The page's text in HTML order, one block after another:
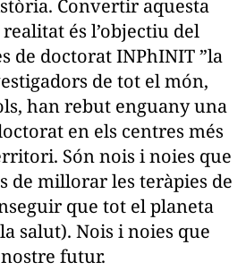
Convertir aquesta
és l’objectiu del
de doctorat INPhINIT ”la
de tot el món,
han rebut enguany una
en els centres més
Són nois i noies que
de millorar les teràpies de
que tot el planeta
salut). Nois i noies que
futur.